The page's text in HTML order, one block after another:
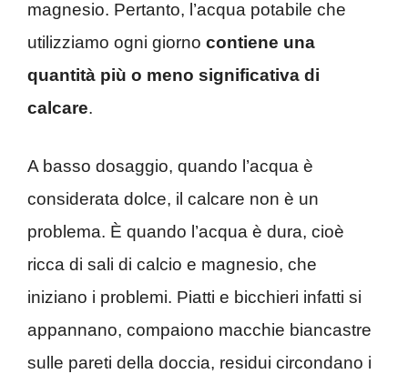
magnesio. Pertanto, l’acqua potabile che
utilizziamo ogni giorno contiene una
quantità più o meno significativa di
calcare.
A basso dosaggio, quando l’acqua è
considerata dolce, il calcare non è un
problema. È quando l’acqua è dura, cioè
ricca di sali di calcio e magnesio, che
iniziano i problemi. Piatti e bicchieri infatti si
appannano, compaiono macchie biancastre
sulle pareti della doccia, residui circondano i